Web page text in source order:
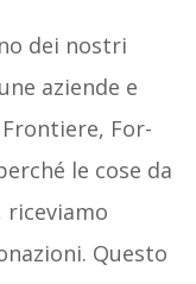
dei nostri
aziende e
For-
le cose da
riceviamo
Questo